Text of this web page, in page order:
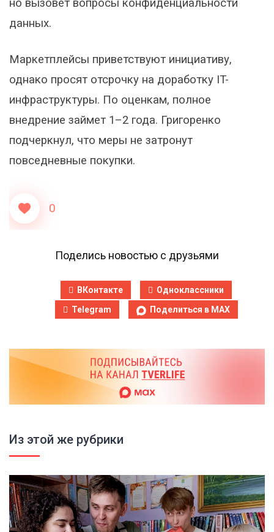
но вызовет вопросы конфиденциальности
данных.
Маркетплейсы приветствуют инициативу,
однако просят отсрочку на доработку IT-
инфраструктуры. По оценкам, полное
внедрение займет 1–2 года. Григоренко
подчеркнул, что меры не затронут
повседневные покупки.
0
Поделись новостью с друзьями
ВКонтакте
Одноклассники
Telegram
Поделиться в MAX
Из этой же рубрики